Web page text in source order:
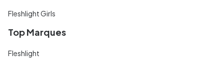
Fleshlight Girls
Top Marques
Fleshlight